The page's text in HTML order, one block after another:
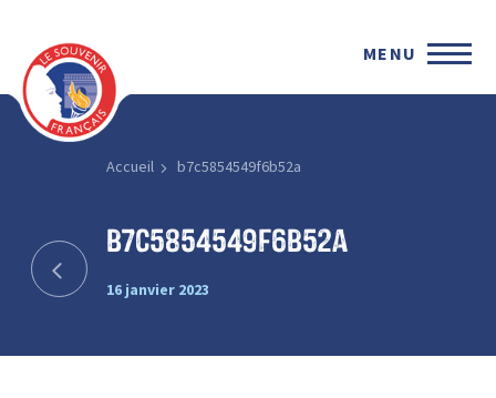
MENU
Accueil b7c5854549f6b52a
b7c5854549f6b52a
16 janvier 2023